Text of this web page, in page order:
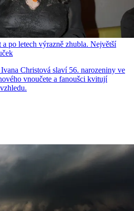
po letech výrazně zhubla. Největší
Christová slaví 56. narozeniny ve
vnoučete a fanoušci kvitují